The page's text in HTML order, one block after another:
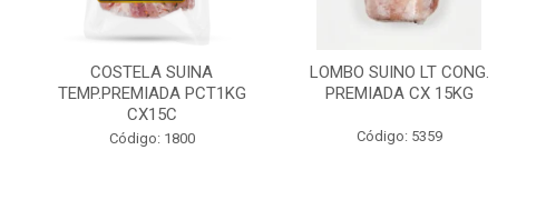
COSTELA SUINA
TEMP.PREMIADA PCT1KG
CX15C
Código: 1800
LOMBO SUINO LT CONG.
PREMIADA CX 15KG
Código: 5359